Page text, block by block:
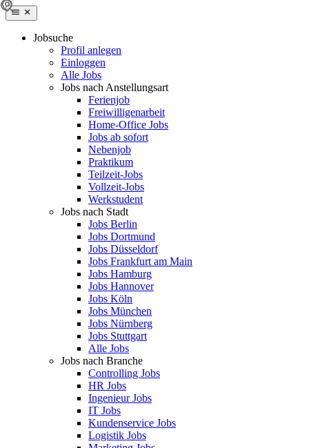
Jobsuche
Profil anlegen
Einloggen
Alle Jobs
Jobs nach Anstellungsart
Ferienjob
Freiwilligenarbeit
Home-Office Jobs
Jobs ab sofort
Nebenjob
Praktikum
Teilzeit-Jobs
Vollzeit-Jobs
Werkstudent
Jobs nach Stadt
Jobs Berlin
Jobs Dortmund
Jobs Düsseldorf
Jobs Frankfurt am Main
Jobs Hamburg
Jobs Hannover
Jobs Köln
Jobs München
Jobs Nürnberg
Jobs Stuttgart
Alle Jobs
Jobs nach Branche
Controlling Jobs
HR Jobs
Ingenieur Jobs
IT Jobs
Kundenservice Jobs
Logistik Jobs